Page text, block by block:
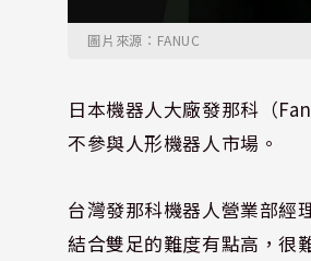
圖片來源：FANUC
日本機器人大廠發那科（
不參與人形機器人市場。
台灣發那科機器人營業部經
結合雙足的難度有點高，很